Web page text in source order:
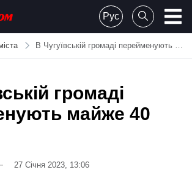
Рус
В Чугуївській громаді перейменують майже 40 вулиць
громаді
майже 40
27 Січня 2023, 13:06